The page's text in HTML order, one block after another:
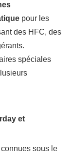
pour les
des HFC, des
spéciales
et
sous le